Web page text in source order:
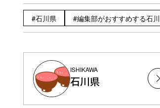
石川県 編集部がおすすめする石川
ISHIKAWA
石川県